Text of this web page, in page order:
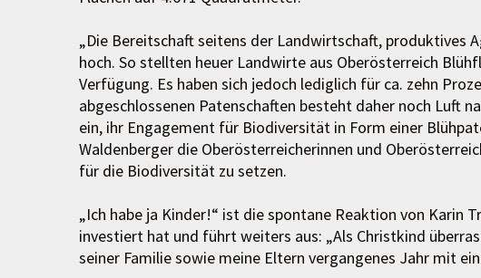
„Die Bereitschaft seitens der Landwirtschaft, produktives
hoch. So stellten heuer Landwirte aus Oberösterreich
Verfügung. Es haben sich jedoch lediglich für ca. zehn
abgeschlossenen Patenschaften besteht daher noch Luft
ein, ihr Engagement für Biodiversität in Form einer
Waldenberger die Oberösterreicherinnen und
für die Biodiversität zu setzen.
„Ich habe ja Kinder!“ ist die spontane Reaktion von Karin
investiert hat und führt weiters aus: „Als Christkind
seiner Familie sowie meine Eltern vergangenes Jahr mit